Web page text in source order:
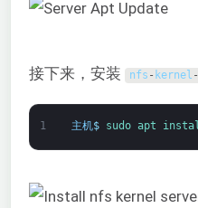
接下来，安装 nfs - kernel -
1 主机$ sudo apt